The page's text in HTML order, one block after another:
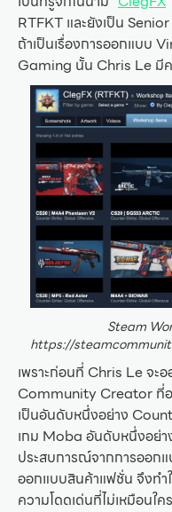
RTFKT และยังเป็น
ถ้าเป็นเรื่องการออกแบบ
Gaming นั้น Chris Le มี
Steam
https://
เพราะก่อนที่ Chris Le จะ
Community Creator ที่อ
เป็นอันดับหนึ่งอย่าง
เกม Moba อันดับหนึ่งอย่า
ประสบการณ์จากการออกแ
ออกแบบสินค้าแฟชั่น จึงทำ
ความโดดเด่นที่ไม่เหมือนใ